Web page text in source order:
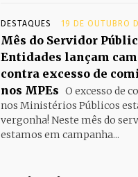
DESTAQUES 19 DE OUTUBRO
Mês do Servidor
Entidades lançam
contra excesso de
nos MPEs O excesso de
nos Ministérios Públicos
vergonha! Neste mês do
estamos em campanha...